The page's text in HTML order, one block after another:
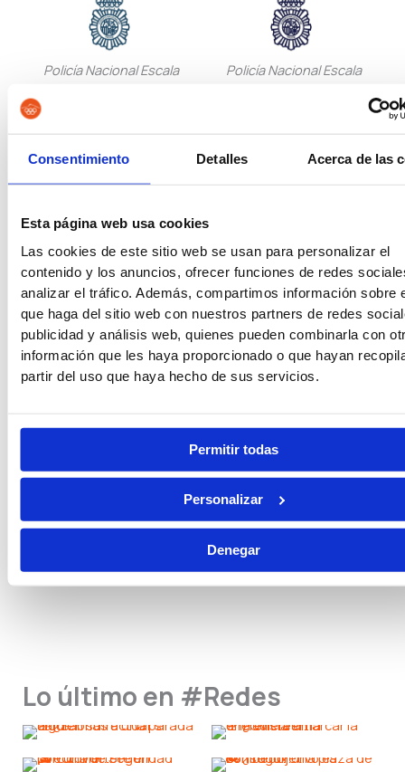
Consentimiento Detalles Acerca de las
Esta página web usa cookies
Las cookies de este sitio web se usan para personalizar el
contenido y los anuncios, ofrecer funciones de redes
analizar el tráfico. Además, compartimos información sobre
que haga del sitio web con nuestros partners de redes
publicidad y análisis web, quienes pueden combinarla con
información que les haya proporcionado o que hayan
partir del uso que haya hecho de sus servicios.
Permitir todas
Personalizar
Denegar
Policía Nacional Escala
Policía Nacional Escala
Guardia Civil Tropa y Marinería
Vigilancia Aduanera
Penitenciarias
Oposiciones de Justicia Auxilio Judicial
Tramitación Procesal Gestión Procesal
Guarda Rural
Becas
Otras Convocatorias
Lo último en #Redes